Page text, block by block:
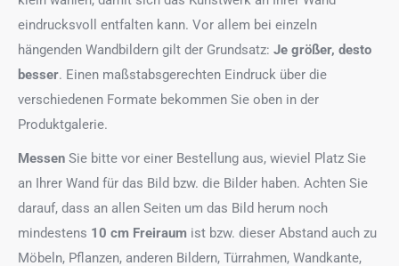
eindrucksvoll entfalten kann. Vor allem bei einzeln
hängenden Wandbildern gilt der Grundsatz: Je größer, desto
besser. Einen maßstabsgerechten Eindruck über die
verschiedenen Formate bekommen Sie oben in der
Produktgalerie.
Messen Sie bitte vor einer Bestellung aus, wieviel Platz Sie
an Ihrer Wand für das Bild bzw. die Bilder haben. Achten Sie
darauf, dass an allen Seiten um das Bild herum noch
mindestens 10 cm Freiraum ist bzw. dieser Abstand auch zu
Möbeln, Pflanzen, anderen Bildern, Türrahmen, Wandkante,